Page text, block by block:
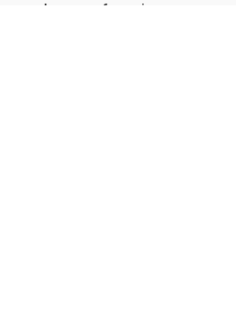
van bomen of overig